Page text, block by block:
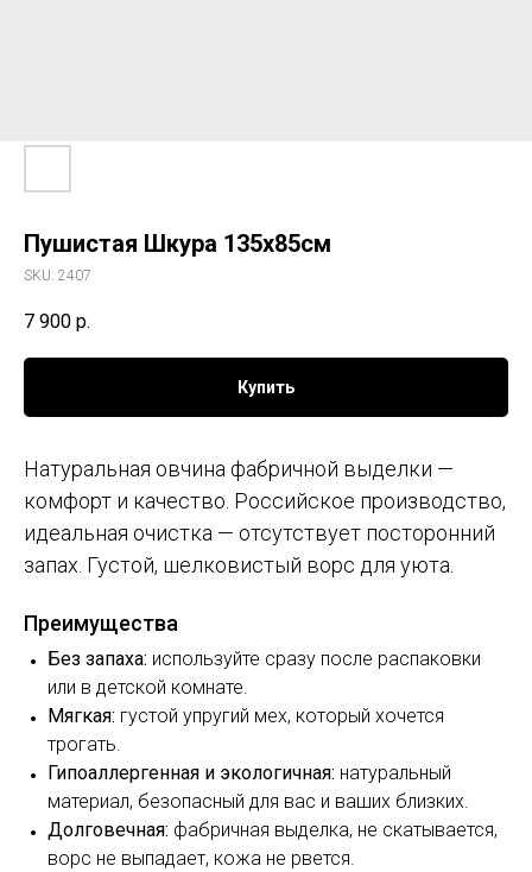
Пушистая Шкура 135х85см
SKU: 2407
7 900 р.
Купить
Натуральная овчина фабричной выделки —
комфорт и качество. Российское производство,
идеальная очистка — отсутствует посторонний
запах. Густой, шелковистый ворс для уюта.
Преимущества
Без запаха: используйте сразу после распаковки
или в детской комнате.
Мягкая: густой упругий мех, который хочется
трогать.
Гипоаллергенная и экологичная: натуральный
материал, безопасный для вас и ваших близких.
Долговечная: фабричная выделка, не скатывается,
ворс не выпадает, кожа не рвется.